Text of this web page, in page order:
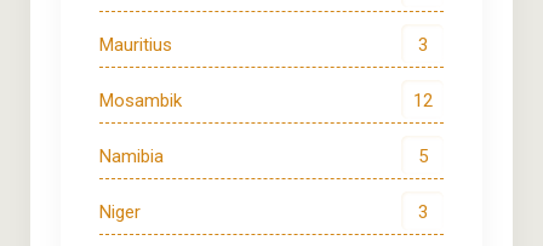
Mauritius 3
Mosambik 12
Namibia 5
Niger 3